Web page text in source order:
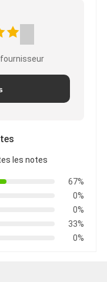
fournisseur
les notes
67%
0%
0%
33%
0%